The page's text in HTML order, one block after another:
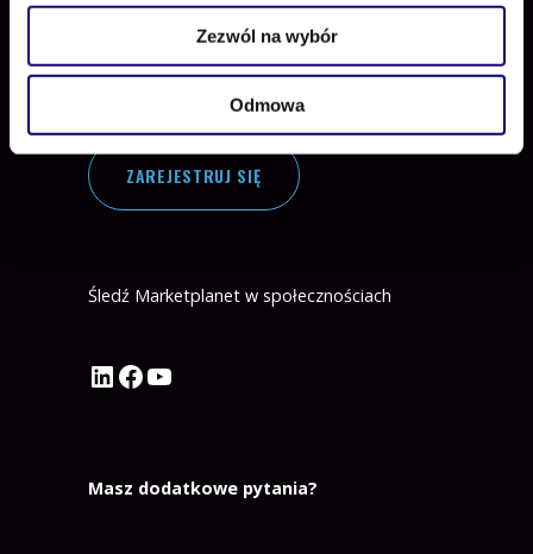
Zezwól na wybór
Odmowa
Dołącz do nas
ZAREJESTRUJ SIĘ
Śledź Marketplanet w społecznościach
Profil Marketplanet na LinkedIn
Profil Marketplanet na Facebook
Kanał Marketplanet na YouTube
Masz dodatkowe pytania?